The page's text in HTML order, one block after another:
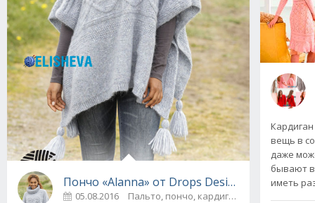
Пончо «Alanna» от Drops Design вязаное
05.08.2016 Пальто, пончо, кардиганы
вещь в
даже
бывают
иметь